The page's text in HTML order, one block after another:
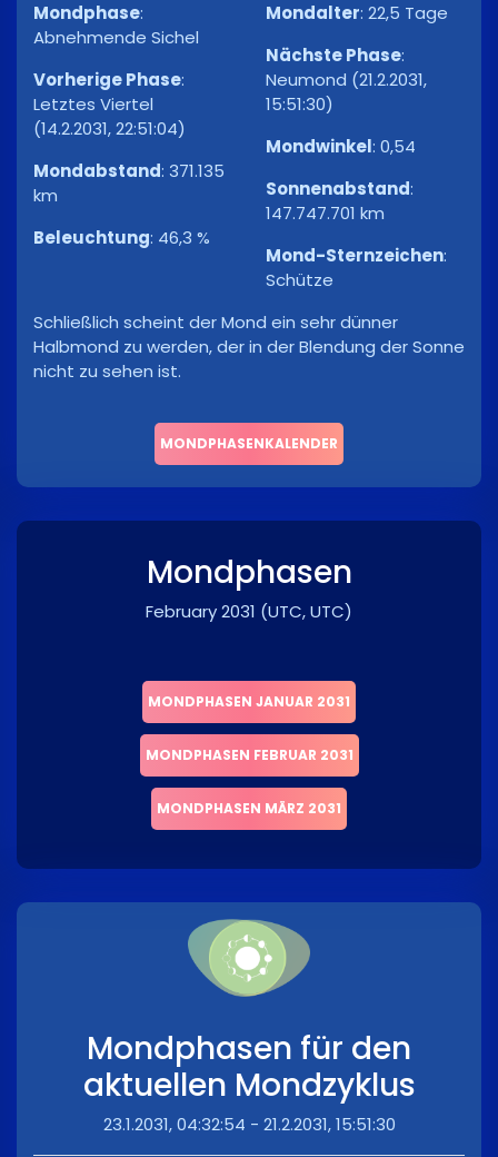
Mondphase:
Abnehmende Sichel
Vorherige Phase:
Letztes Viertel
(14.2.2031, 22:51:04)
Mondabstand: 371.135
km
Beleuchtung: 46,3 %
Mondalter: 22,5 Tage
Nächste Phase:
Neumond (21.2.2031,
15:51:30)
Mondwinkel: 0,54
Sonnenabstand:
147.747.701 km
Mond-Sternzeichen:
Schütze
Schließlich scheint der Mond ein sehr dünner
Halbmond zu werden, der in der Blendung der Sonne
nicht zu sehen ist.
MONDPHASENKALENDER
Mondphasen
February 2031 (UTC, UTC)
MONDPHASEN JANUAR 2031
MONDPHASEN FEBRUAR 2031
MONDPHASEN MÄRZ 2031
Mondphasen für den
aktuellen Mondzyklus
23.1.2031, 04:32:54 - 21.2.2031, 15:51:30